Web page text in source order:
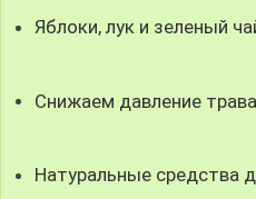
Яблоки, лук и зеленый
Снижаем давление
Натуральные средства